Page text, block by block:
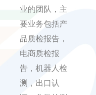
业的团队，主
要业务包括产
品质检报告，
电商质检报
告，机器人检
测，出口认